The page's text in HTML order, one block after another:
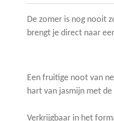
De zomer is nog nooit
brengt je direct naar
Een fruitige noot van
hart van jasmijn met
Verkrijgbaar in het